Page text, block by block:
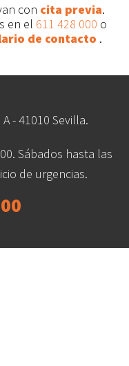
con cita previa.
en el 611 428 000 o
de contacto .
- 41010 Sevilla.
Sábados hasta las
de urgencias.